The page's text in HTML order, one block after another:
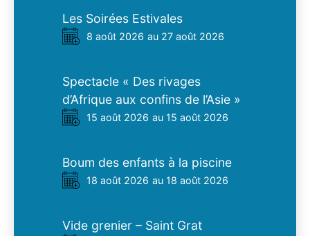
Les Soirées Estivales
8 août 2026 au 27 août 2026
Spectacle « Des rivages
d’Afrique aux confins de l’Asie »
15 août 2026 au 15 août 2026
Boum des enfants à la piscine
18 août 2026 au 18 août 2026
Vide grenier – Saint Grat